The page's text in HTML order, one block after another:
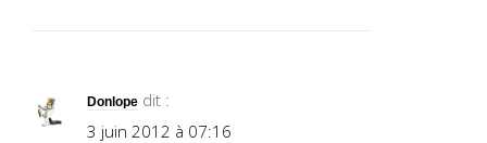
Donlope dit :
3 juin 2012 à 07:16